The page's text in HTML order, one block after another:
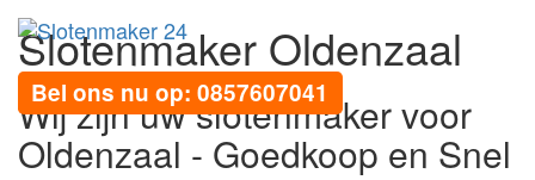
Bel ons nu op: 0857607041
Slotenmaker Oldenzaal
Wij zijn uw slotenmaker voor
Oldenzaal - Goedkoop en Snel